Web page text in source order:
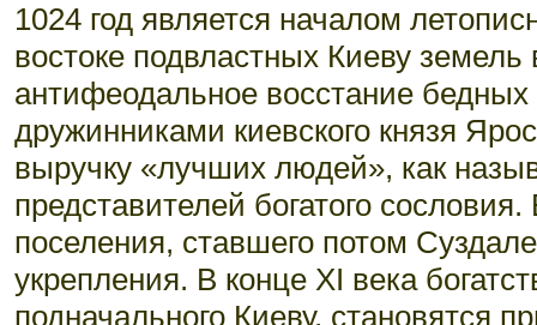
1024 год является началом
востоке подвластных Киеву
антифеодальное восстание
дружинниками киевского князя
выручку «лучших людей», как
представителей богатого
поселения, ставшего потом
укрепления. В конце XI века
подначального Киеву, становятся